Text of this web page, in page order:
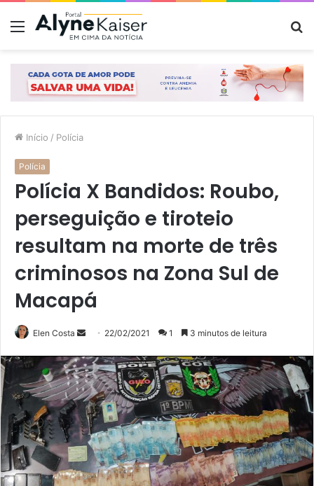
Menu
Início / Polícia
Polícia
Polícia X Bandidos: Roubo,
perseguição e tiroteio
resultam na morte de três
criminosos na Zona Sul de
Macapá
Elen Costa
Mande
e-
mail
22/02/2021 1 3 minutos de leitura